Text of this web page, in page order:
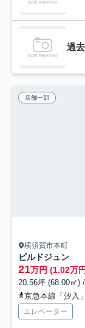
過
店舗一部
横須賀市本町
ビルドジュン
21万円 (1.02万
20.56坪 (68.00㎡)
京急本線「汐入
エレベーター